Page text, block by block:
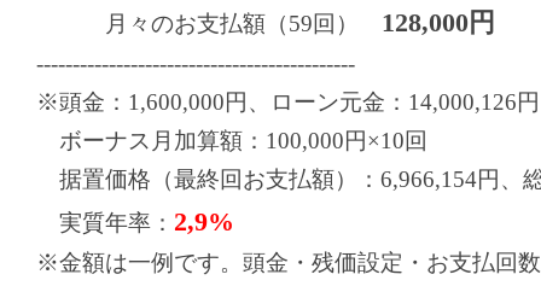
月々のお支払額（59回） 128,000円
--------------------------------------------
※頭金：1,600,000円、ローン元金：14,000,126円
ボーナス月加算額：100,000円×10回
据置価格（最終回お支払額）：6,966,154円、
実質年率： 2,9%
※金額は一例です。頭金・残価設定・お支払回